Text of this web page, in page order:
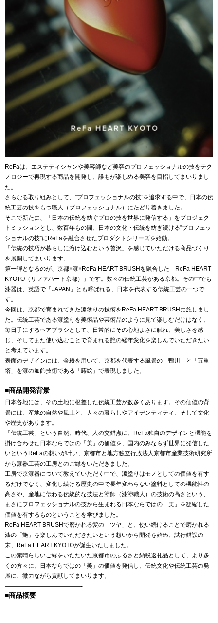
ReFaは、エステティシャンや美容師など美容のプロフェッショナルの技をテク
ノロジーで再現する商品を開発し、誰もが楽しめる美容を目指してまいりまし
た。
さらなる取り組みとして、”プロフェッショナルの技”を追求する中で、日本の伝
統工芸の技をもつ職人（プロフェッショナル）にたどり着きました。
そこで新たに、「日本の伝統を紡ぐプロの技を世界に発信する」をプロジェク
トミッションとし、数百年もの間、日本の文化・伝統を紡ぎ続ける”プロフェッ
ショナルの技”にReFaを融合させたプロダクトシリーズを始動。
「伝統の技巧が暮らしに溶け込むという贅沢」を感じていただける商品づくり
を展開してまいります。
第一弾となるのが、京都×漆×ReFa HEART BRUSHを融合した「ReFa HEART
KYOTO（リファハート京都）」です。数々の伝統工芸がある京都。その中でも
漆器は、英語で「JAPAN」とも呼ばれる、日本を代表する伝統工芸の一つで
す。
今回は、京都で育まれてきた漆塗りの技術をReFa HEART BRUSHに施しまし
た。伝統工芸である漆塗りを美術品や芸術品のように見て楽しむだけはなく、
毎日手にするヘアブラシとして、日常的にその心地よさに触れ、美しさを感
じ、そしてまた使い込むことで育まれる艶の経年変化を楽しんでいただきたい
と考えています。
表面のデザインには、金粉を用いて、京都を代表する風景の「鴨川」と「五重
塔」を漆の加飾技術である「蒔絵」で表現しました。
—————————————-
■商品開発背景
日本各地には、その土地に根差した伝統工芸が数多くあります。その価値の背
景には、産地の自然や風土と、人々の暮らしやアイデンティティ、そして文化
や歴史があります。
「伝統工芸」という自然、時代、人の交錯点に、ReFa独自のデザインと機能を
掛け合わせた日本ならではの「美」の価値を、国内のみならず世界に発信した
いというReFaの想いが叶い、京都市と地方独立行政法人京都市産業技術研究所
から漆器工芸の工房とのご縁をいただきました。
工房で京漆器について教えていただく中で、漆塗りはモノとしての価値を有す
るだけでなく、変化し続ける歴史の中で長年変わらない塗料としての機能性の
高さや、産地に伝わる伝統的な技法と塗師（漆塗職人）の技術の高さという、
まさにプロフェッショナルの技から生まれる日本ならではの「美」を凝縮した
価値を有するものということを学びました。
ReFa HEART BRUSHで磨かれる髪の「ツヤ」と、使い続けることで磨かれる
漆の「艶」を楽しんでいただきたいという想いから開発を始め、試行錯誤の
末、ReFa HEART KYOTOが誕生いたしました。
この素晴らしいご縁をいただいた京都市のふるさと納税返礼品として、より多
くの方々に、日本ならではの「美」の価値を発信し、伝統文化や伝統工芸の発
展に、微力ながら貢献してまいります。
—————————————-
■商品概要